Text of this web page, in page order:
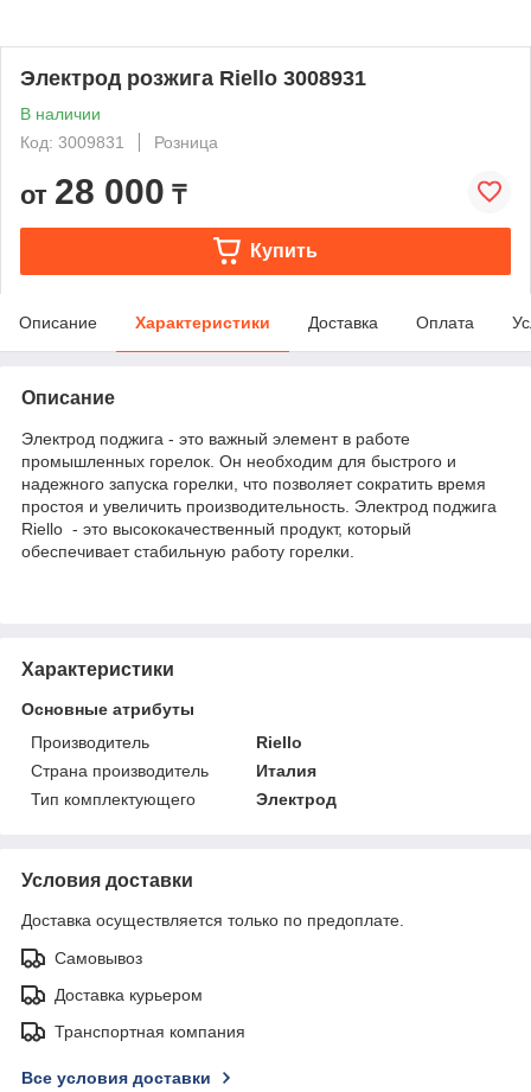
Электрод розжига Riello 3008931
В наличии
Код: 3009831
Розница
от 28 000 ₸
Купить
Описание Характеристики Доставка Оплата
Описание
Электрод поджига - это важный элемент в работе
промышленных горелок. Он необходим для быстрого и
надежного запуска горелки, что позволяет сократить время
простоя и увеличить производительность. Электрод поджига
Riello - это высококачественный продукт, который
обеспечивает стабильную работу горелки.
Характеристики
Основные атрибуты
Производитель
Riello
Страна производитель
Италия
Тип комплектующего
Электрод
Условия доставки
Доставка осуществляется только по предоплате.
Самовывоз
Доставка курьером
Транспортная компания
Все условия доставки